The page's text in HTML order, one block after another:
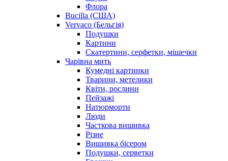
Флора
Bucilla (США)
Vervaco (Бельгія)
Подушки
Картини
Скатертини, серфетки, мішечки
Чарiвна мить
Кумедні картинки
Тварини, метелики
Квіти, рослини
Пейзажі
Натюрморти
Люди
Часткова вишивка
Різне
Вишивка бісером
Подушки, серветки